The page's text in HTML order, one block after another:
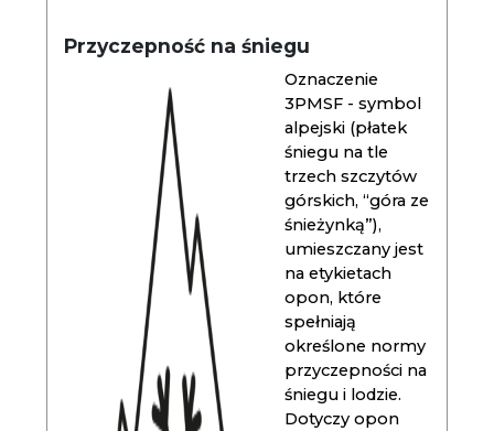
Przyczepność na śniegu
Oznaczenie
3PMSF - symbol
alpejski (płatek
śniegu na tle
trzech szczytów
górskich, “góra ze
śnieżynką”),
umieszczany jest
na etykietach
opon, które
spełniają
określone normy
przyczepności na
śniegu i lodzie.
Dotyczy opon